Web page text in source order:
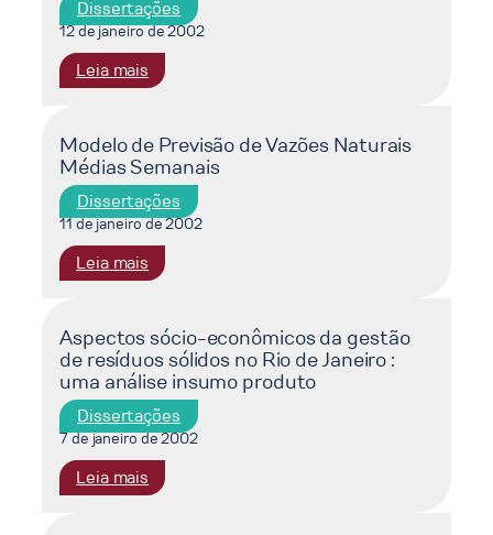
Sustentabilidade
Ambiental
e
aos
de
Produção
de
Aço
Dissertações
12 de janeiro de 2002
Leia mais
Análise
de
projetos
:
foco
avaliação
de
com
aplicação
a
um
projeto
de
co-
Modelo de Previsão de Vazões Naturais
Médias Semanais
Dissertações
11 de janeiro de 2002
Leia mais
Modelo
Previsão
de
Vazões
Naturais
Médias
Semanais
Aspectos sócio-econômicos da gestão
de resíduos sólidos no Rio de Janeiro :
uma análise insumo produto
Dissertações
7 de janeiro de 2002
Leia mais
Aspectos